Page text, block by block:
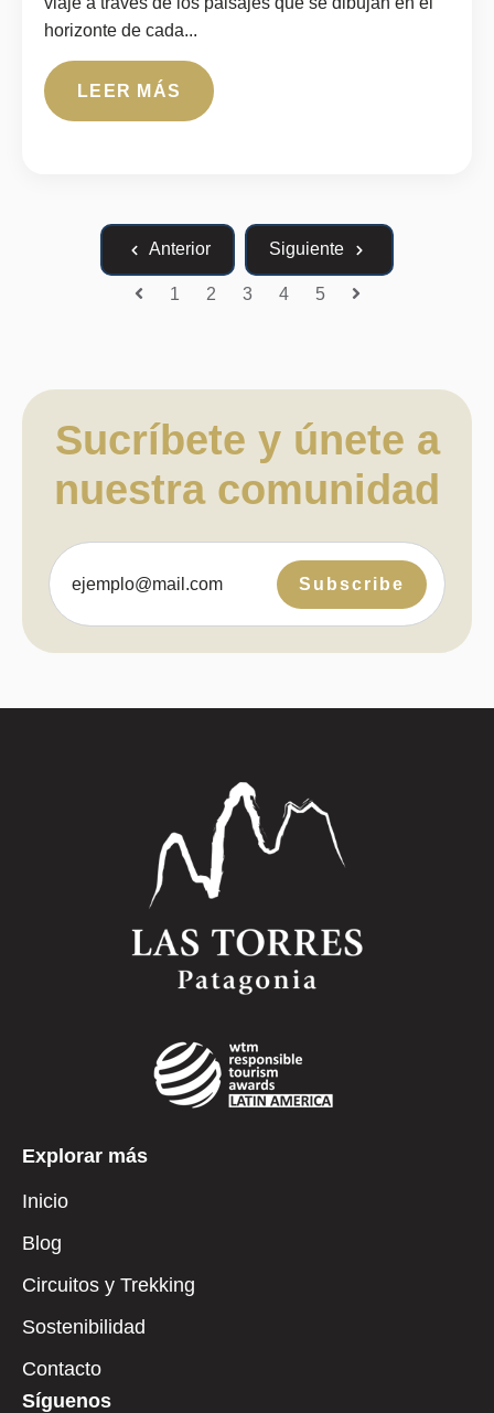
horizonte de cada...
LEER MÁS
Anterior Siguiente
1 2 3 4 5
Sucríbete y únete a
nuestra comunidad
Explorar más
Inicio
Blog
Circuitos y Trekking
Sostenibilidad
Contacto
Síguenos